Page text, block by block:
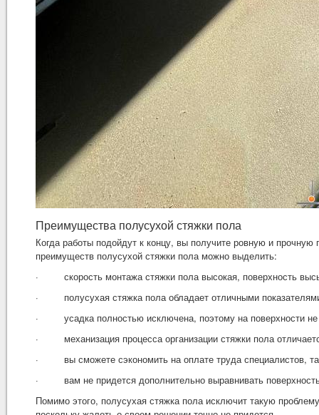
Преимущества полусухой стяжки пола
Когда работы подойдут к концу, вы получите ровную и
преимуществ полусухой стяжки пола можно выделить:
·
скорость монтажа стяжки пола высокая, поверхность
·
полусухая стяжка пола обладает отличными
·
усадка полностью исключена, поэтому на поверхности
·
механизация процесса организации стяжки пола
·
вы сможете сэкономить на оплате труда специалистов,
·
вам не придется дополнительно выравнивать
Помимо этого, полусухая стяжка пола исключит такую